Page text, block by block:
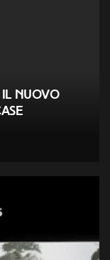
il nuovo